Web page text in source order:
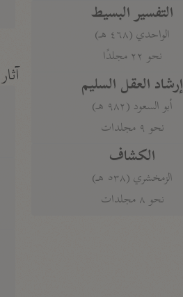
التفسير البسيط
الواحدي (٤٦٨ هـ)
نحو ٢٢ مجلدًا
إرشاد العقل السليم
أبو السعود (٩٨٢ هـ)
نحو ٩ مجلدات
الكشاف
الزمخشري (٥٣٨ هـ)
نحو ٨ مجلدات
آثار